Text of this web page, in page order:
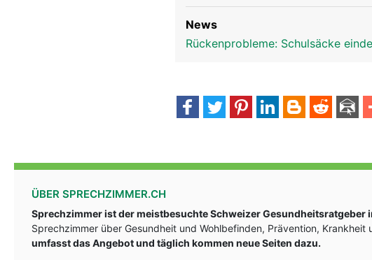
News
Rückenprobleme: Schulsäcke
ÜBER SPRECHZIMMER.CH
Sprechzimmer ist der meistbesuchte Schweizer Gesundheitsratgeber
Sprechzimmer über Gesundheit und Wohlbefinden, Prävention, Krankheit
umfasst das Angebot und täglich kommen neue Seiten dazu.